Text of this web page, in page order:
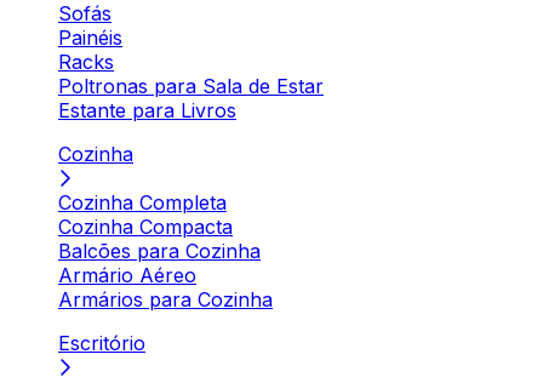
Sofás
Painéis
Racks
Poltronas para Sala de Estar
Estante para Livros
Cozinha
Cozinha Completa
Cozinha Compacta
Balcões para Cozinha
Armário Aéreo
Armários para Cozinha
Escritório